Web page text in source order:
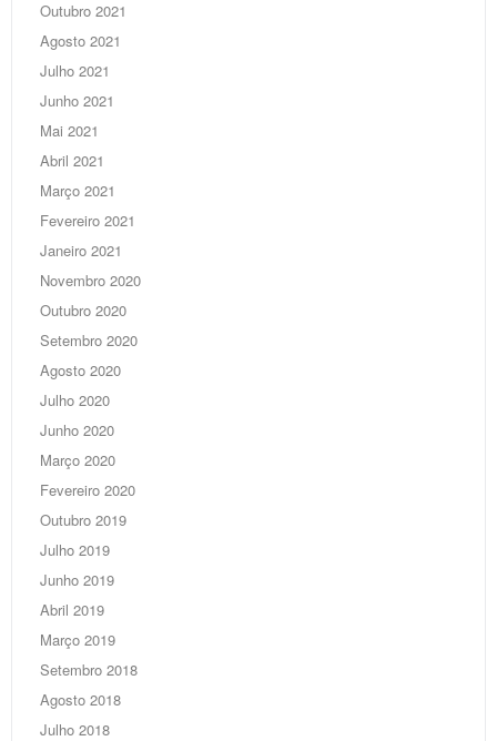
Outubro 2021
Agosto 2021
Julho 2021
Junho 2021
Mai 2021
Abril 2021
Março 2021
Fevereiro 2021
Janeiro 2021
Novembro 2020
Outubro 2020
Setembro 2020
Agosto 2020
Julho 2020
Junho 2020
Março 2020
Fevereiro 2020
Outubro 2019
Julho 2019
Junho 2019
Abril 2019
Março 2019
Setembro 2018
Agosto 2018
Julho 2018